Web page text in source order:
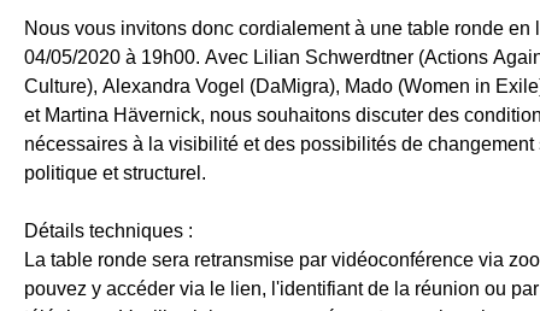
Nous vous invitons donc cordialement à une table ronde en
04/05/2020 à 19h00. Avec Lilian Schwerdtner (Actions
Culture), Alexandra Vogel (DaMigra), Mado (Women in
et Martina Hävernick, nous souhaitons discuter des
nécessaires à la visibilité et des possibilités de changement
politique et structurel.
Détails techniques :
La table ronde sera retransmise par vidéoconférence via
pouvez y accéder via le lien, l'identifiant de la réunion ou par